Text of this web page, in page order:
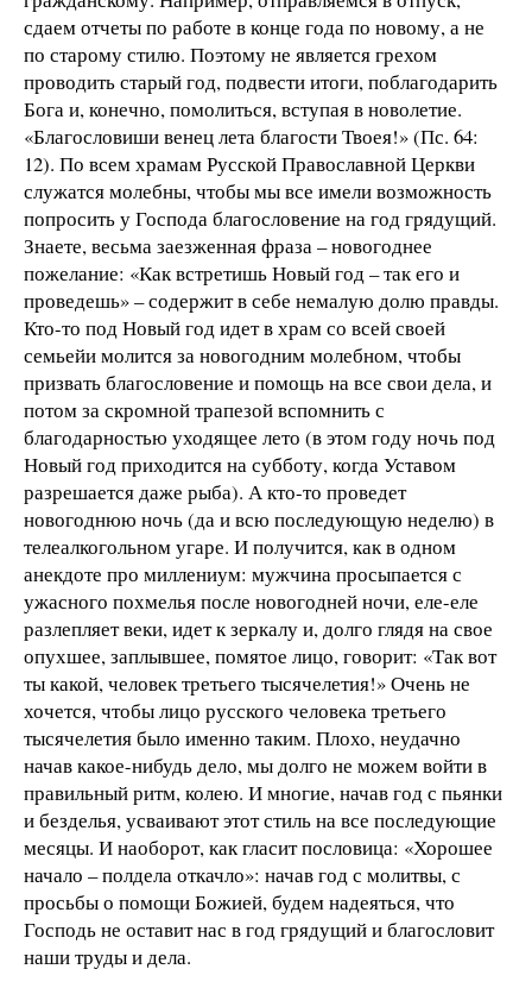
сдаем отчеты по работе в конце года по новому, а не
по старому стилю. Поэтому не является грехом
проводить старый год, подвести итоги, поблагодарить
Бога и, конечно, помолиться, вступая в новолетие.
«Благословиши венец лета благости Твоея!» (Пс. 64:
12). По всем храмам Русской Православной Церкви
служатся молебны, чтобы мы все имели возможность
попросить у Господа благословение на год грядущий.
Знаете, весьма заезженная фраза – новогоднее
пожелание: «Как встретишь Новый год – так его и
проведешь» – содержит в себе немалую долю правды.
Кто-то под Новый год идет в храм со всей своей
семьейи молится за новогодним молебном, чтобы
призвать благословение и помощь на все свои дела, и
потом за скромной трапезой вспомнить с
благодарностью уходящее лето (в этом году ночь под
Новый год приходится на субботу, когда Уставом
разрешается даже рыба). А кто-то проведет
новогоднюю ночь (да и всю последующую неделю) в
телеалкогольном угаре. И получится, как в одном
анекдоте про миллениум: мужчина просыпается с
ужасного похмелья после новогодней ночи, еле-еле
разлепляет веки, идет к зеркалу и, долго глядя на свое
опухшее, заплывшее, помятое лицо, говорит: «Так вот
ты какой, человек третьего тысячелетия!» Очень не
хочется, чтобы лицо русского человека третьего
тысячелетия было именно таким. Плохо, неудачно
начав какое-нибудь дело, мы долго не можем войти в
правильный ритм, колею. И многие, начав год с пьянки
и безделья, усваивают этот стиль на все последующие
месяцы. И наоборот, как гласит пословица: «Хорошее
начало – полдела откачло»: начав год с молитвы, с
просьбы о помощи Божией, будем надеяться, что
Господь не оставит нас в год грядущий и благословит
наши труды и дела.